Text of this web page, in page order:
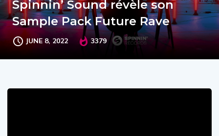
Spinnin’ Sound révèle son
Sample Pack Future Rave
JUNE 8, 2022